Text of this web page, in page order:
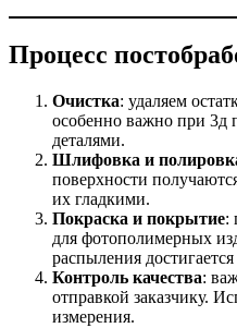
Процесс
Очистка: удаляем
особенно важно при 3д
деталями.
Шлифовка и
поверхности
их гладкими.
Покраска и покрытие:
для фотополимерных
распыления
Контроль качества:
отправкой заказчику.
измерения.